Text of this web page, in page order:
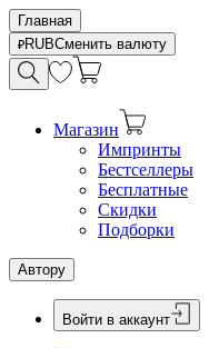
Главная
RUBСменить валюту
Магазин
Импринты
Бестселлеры
Бесплатные
Скидки
Подборки
Автору
Войти в аккаунт